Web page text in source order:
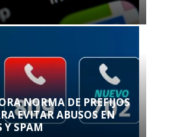
NORMA DE PREFIJOS
EVITAR ABUSOS EN
Y SPAM